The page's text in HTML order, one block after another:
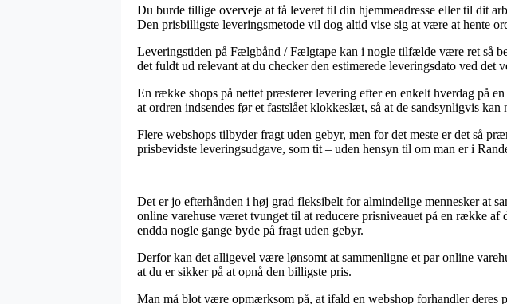
Du burde tillige overveje at få leveret til din hjemmeadresse eller til dit
Den prisbilligste leveringsmetode vil dog altid vise sig at være at hente
Leveringstiden på Fælgbånd / Fælgtape kan i nogle tilfælde være ret så
det fuldt ud relevant at du checker den estimerede leveringsdato ved det
En række shops på nettet præsterer levering efter en enkelt hverdag på
at ordren indsendes før et fastslået klokkeslæt, så at de sandsynligvis
Flere webshops tilbyder fragt uden gebyr, men for det meste er det så
prisbevidste leveringsudgave, som tit – uden hensyn til om man er i
Det er jo efterhånden i høj grad fleksibelt for almindelige mennesker at
online varehuse været tvunget til at reducere prisniveauet på en række
endda nogle gange byde på fragt uden gebyr.
Derfor kan det alligevel være lønsomt at sammenligne et par online
at du er sikker på at opnå den billigste pris.
Man må blot være opmærksom på, at ifald en webshop forhandler deres